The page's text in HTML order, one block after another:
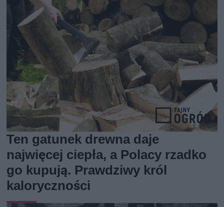
Ten gatunek drewna daje
najwięcej ciepła, a Polacy rzadko
go kupują. Prawdziwy król
kaloryczności